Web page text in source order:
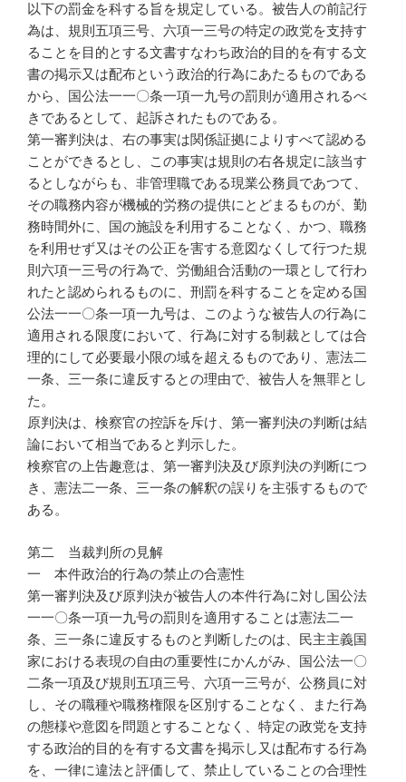
以下の罰金を科する旨を規定している。被告人の前記行
為は、規則五項三号、六項一三号の特定の政党を支持す
ることを目的とする文書すなわち政治的目的を有する文
書の掲示又は配布という政治的行為にあたるものである
から、国公法一一〇条一項一九号の罰則が適用されるべ
きであるとして、起訴されたものである。
第一審判決は、右の事実は関係証拠によりすべて認める
ことができるとし、この事実は規則の右各規定に該当す
るとしながらも、非管理職である現業公務員であつて、
その職務内容が機械的労務の提供にとどまるものが、勤
務時間外に、国の施設を利用することなく、かつ、職務
を利用せず又はその公正を害する意図なくして行つた規
則六項一三号の行為で、労働組合活動の一環として行わ
れたと認められるものに、刑罰を科することを定める国
公法一一〇条一項一九号は、このような被告人の行為に
適用される限度において、行為に対する制裁としては合
理的にして必要最小限の域を超えるものであり、憲法二
一条、三一条に違反するとの理由で、被告人を無罪とし
た。
原判決は、検察官の控訴を斥け、第一審判決の判断は結
論において相当であると判示した。
検察官の上告趣意は、第一審判決及び原判決の判断につ
き、憲法二一条、三一条の解釈の誤りを主張するもので
ある。
第二 当裁判所の見解
一 本件政治的行為の禁止の合憲性
第一審判決及び原判決が被告人の本件行為に対し国公法
一一〇条一項一九号の罰則を適用することは憲法二一
条、三一条に違反するものと判断したのは、民主主義国
家における表現の自由の重要性にかんがみ、国公法一〇
二条一項及び規則五項三号、六項一三号が、公務員に対
し、その職種や職務権限を区別することなく、また行為
の態様や意図を問題とすることなく、特定の政党を支持
する政治的目的を有する文書を掲示し又は配布する行為
を、一律に違法と評価して、禁止していることの合理性